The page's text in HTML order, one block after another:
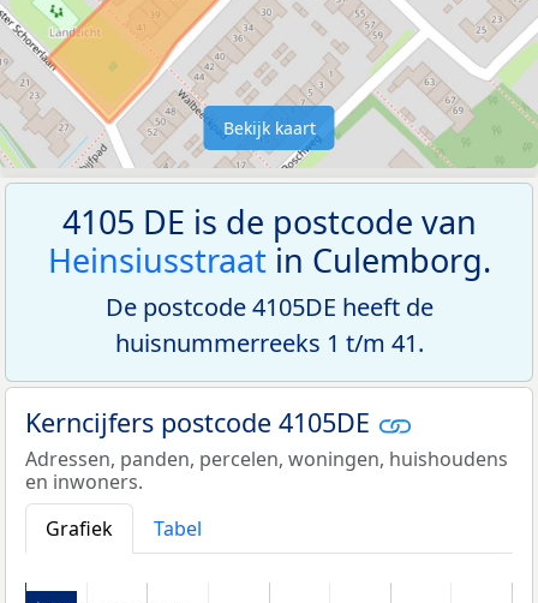
Bekijk kaart
4105 DE is de postcode van
Heinsiusstraatin Culemborg.
De postcode 4105DE heeft de
huisnummerreeks 1 t/m 41.
Kerncijfers postcode 4105DE
Adressen, panden, percelen, woningen, huishoudens
en inwoners.
Grafiek
Tabel